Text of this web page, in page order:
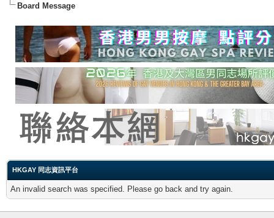
Board Message
HKGAY 同志資訊平台
An invalid search was specified. Please go back and try again.